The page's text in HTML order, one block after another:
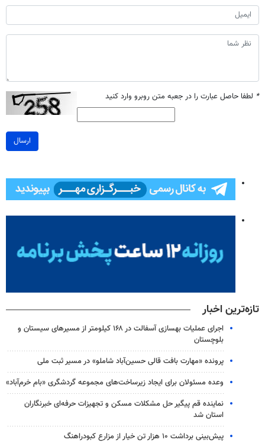
* لطفا حاصل عبارت را در جعبه متن روبرو وارد کنید
ارسال
تازه‌ترین اخبار
اجرای عملیات بهسازی آسفالت در ۱۶۸ کیلومتر از مسیرهای سیستان و
بلوچستان
پرونده «مهارت بافت قالی حسین‌آباد شاملو» در مسیر ثبت ملی
وعده مسئولان برای ایجاد زیرساخت‌های مجموعه گردشگری «بام خرم‌آباد»
نماینده قم پیگیر حل مشکلات مسکن و تجهیزات حرفه‌ای خبرنگاران
استان شد
پیش‌بینی برداشت ۱۰ هزار تن خیار از مزارع کبودراهنگ